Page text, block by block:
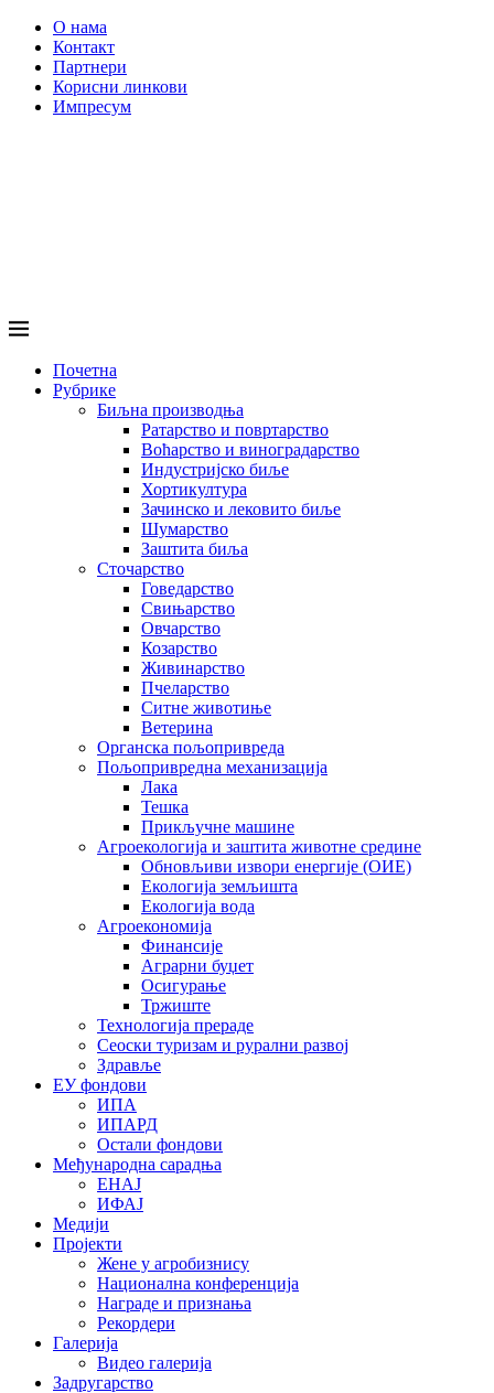
О нама
Контакт
Партнери
Корисни линкови
Импресум
Почетна
Рубрике
Биљна производња
Ратарство и повртарство
Воћарство и виноградарство
Индустријско биље
Хортикултура
Зачинско и лековито биље
Шумарство
Заштита биља
Сточарство
Говедарство
Свињарство
Овчарство
Козарство
Живинарство
Пчеларство
Ситне животиње
Ветерина
Органска пољопривреда
Пољопривредна механизација
Лака
Тешка
Прикључне машине
Агроекологија и заштита животне средине
Обновљиви извори енергије (ОИЕ)
Екологија земљишта
Екологија вода
Агроекономија
Финансије
Аграрни буџет
Осигурање
Тржиште
Технологија прераде
Сеоски туризам и рурални развој
Здравље
ЕУ фондови
ИПА
ИПАРД
Остали фондови
Међународна сарадња
ЕНАЈ
ИФАЈ
Медији
Пројекти
Жене у агробизнису
Национална конференција
Награде и признања
Рекордери
Галерија
Видео галерија
Задругарство